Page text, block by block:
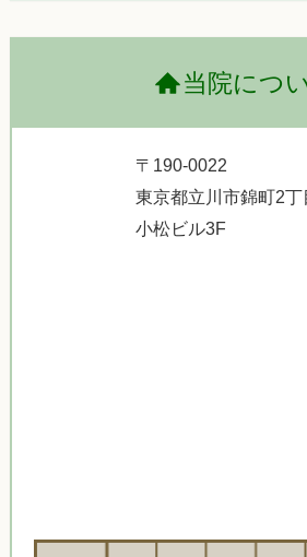
当院につ
〒190-0022
東京都立川市錦町2丁
小松ビル3F